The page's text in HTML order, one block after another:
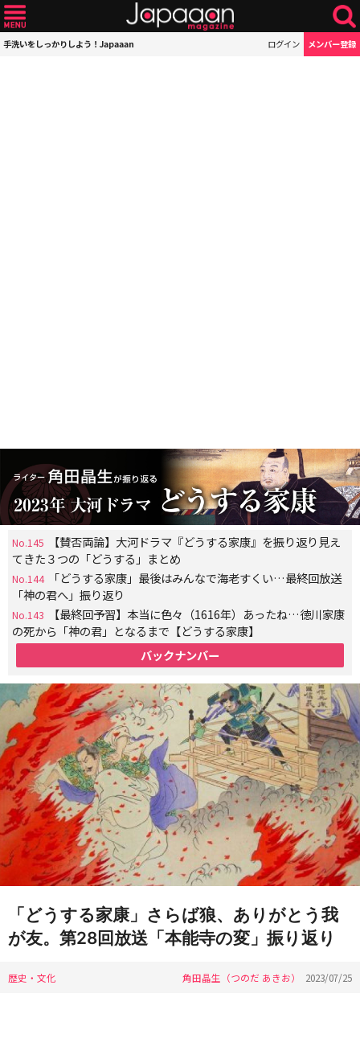
手洗いをしっかりしよう！Japaaan ログイン メンバー登録
No.145
【賛否両論】大河ドラマ『どうする家康』を振り返り見え
てきた３つの「どうする」まとめ
No.144
「どうする家康」最後はみんなで海老すくい…最終回放送
「神の君へ」振り返り
No.143
【最終回予習】本当に色々（1616年）あったね…徳川家康
の死から「神の君」となるまで【どうする家康】
バックナンバー
「どうする家康」さらば狼、ありがとう我
が友。第28回放送「本能寺の変」振り返り
歴史・文化 角田晶生（つのだ あきお） 2023/07/25